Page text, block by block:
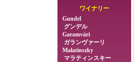
ワイナリー
Gundel
グンデル
Garamvári
ガランヴァーリ
Malatinszky
マラティンスキー